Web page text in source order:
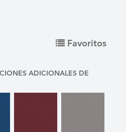
Favoritos
ADICIONALES DE